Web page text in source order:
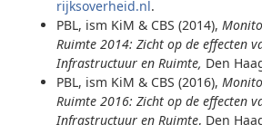
rijksoverheid.nl.
PBL, ism KiM & CBS (2014),
Ruimte 2014: Zicht op de effecten
Infrastructuur en Ruimte, Den
PBL, ism KiM & CBS (2016),
Ruimte 2016: Zicht op de effecten
Infrastructuur en Ruimte, Den